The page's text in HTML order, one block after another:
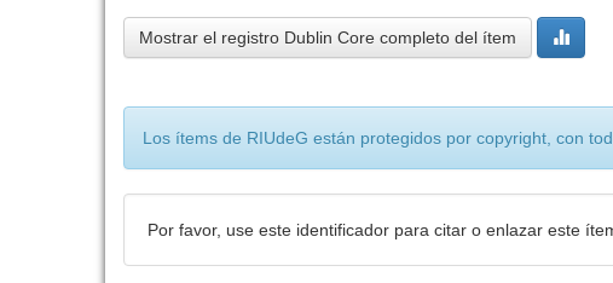
Mostrar el registro Dublin Core completo del ítem
Los ítems de RIUdeG están protegidos por copyright, con
Por favor, use este identificador para citar o enlazar este